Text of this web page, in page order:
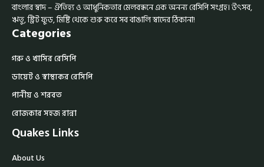
বাংলার স্বাদ – ঐতিহ্য ও আধুনিকতার মেলবন্ধনে এক অনন্য রেসিপি সংগ্রহ। উৎসব,
ঋতু, স্ট্রিট ফুড, মিষ্টি থেকে শুরু করে সব বাঙালি স্বাদের ঠিকানা!
Categories
গরু ও খাসির রেসিপি
ডায়েট ও স্বাস্থ্যকর রেসিপি
পানীয় ও শরবত
রোজকার সহজ রান্না
Quakes Links
About Us